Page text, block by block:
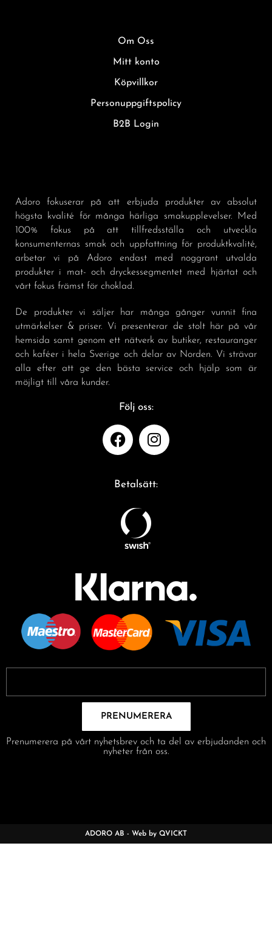
Om Oss
Mitt konto
Köpvillkor
Personuppgiftspolicy
B2B Login
Adoro fokuserar på att erbjuda produkter av absolut
högsta kvalité för många härliga smakupplevelser. Med
100% fokus på att tillfredsställa och utveckla
konsumenternas smak och uppfattning för produktkvalité,
arbetar vi på Adoro endast med noggrant utvalda
produkter i mat- och dryckessegmentet med hjärtat och
vårt fokus främst för choklad.
De produkter vi säljer har många gånger vunnit fina
utmärkelser & priser. Vi presenterar de stolt här på vår
hemsida samt genom ett nätverk av butiker, restauranger
och kaféer i hela Sverige och delar av Norden. Vi strävar
alla efter att ge den bästa service och hjälp som är
möjligt till våra kunder.
Följ oss:
Betalsätt:
PRENUMERERA
Prenumerera på vårt nyhetsbrev och ta del av erbjudanden och
nyheter från oss.
ADORO AB - Web by QVICKT